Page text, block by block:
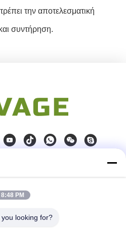
την αποτελεσματική
και συντήρηση.
Κίνα
8:48 PM
looking for?